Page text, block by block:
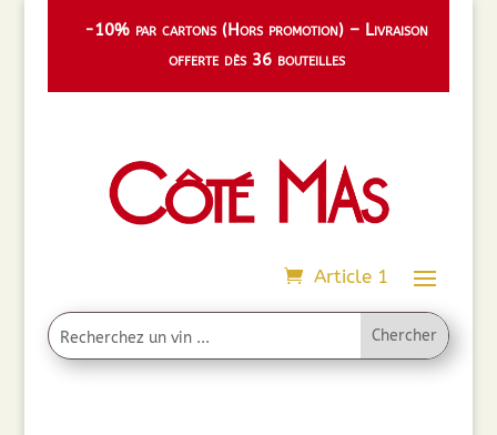
-10% par cartons (Hors promotion) – Livraison
offerte dès 36 bouteilles
Article 1